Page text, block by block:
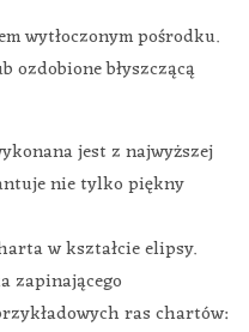
wytłoczonym pośrodku.
ozdobione błyszczącą
jest z najwyższej
nie tylko piękny
w kształcie elipsy.
zapinającego
ras chartów: